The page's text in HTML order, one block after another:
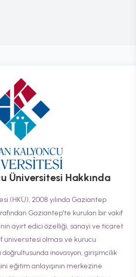
Üniversitesi Hakkında
(HKÜ), 2008 yılında Gaziantep
Gaziantep'te kurulan bir vakıf
ayırt edici özelliği, sanayi ve ticaret
üniversitesi olması ve kurucu
doğrultusunda inovasyon, girişimcilik
eğitim anlayışının merkezine